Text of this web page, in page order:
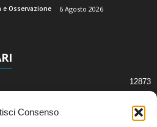
Consenso
e Osservazione 6 Agosto 2026
12873
2411